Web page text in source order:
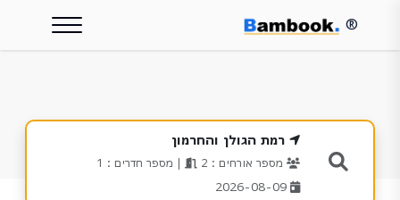
®
רמת הגולן והחרמון
מספר אורחים : 2 | מספר חדרים : 1